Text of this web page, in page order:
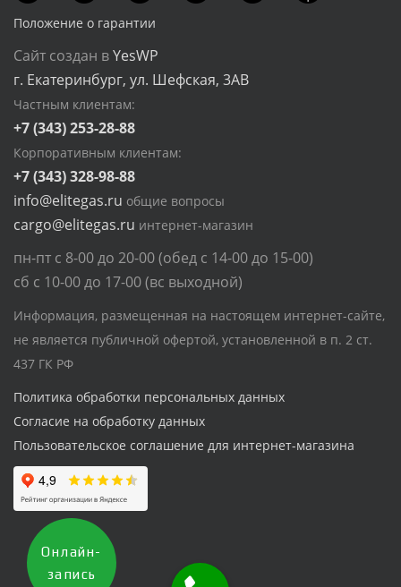
Положение о гарантии
Сайт создан вYesWP
г. Екатеринбург, ул. Шефская, 3АВ
Частным клиентам:
+7 (343) 253-28-88
Корпоративным клиентам:
+7 (343) 328-98-88
info@elitegas.ru общие вопросы
cargo@elitegas.ru интернет-магазин
пн-пт с 8-00 до 20-00 (обед с 14-00 до 15-00)
сб с 10-00 до 17-00 (вс выходной)
Информация, размещенная на настоящем интернет-сайте,
не является публичной офертой, установленной в п. 2 ст.
437 ГК РФ
Политика обработки персональных данных
Согласие на обработку данных
Пользовательское соглашение для интернет-магазина
Онлайн-
запись